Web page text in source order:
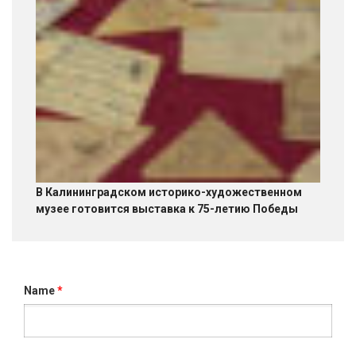
В Калининградском историко-художественном
музее готовится выставка к 75-летию Победы
Name*